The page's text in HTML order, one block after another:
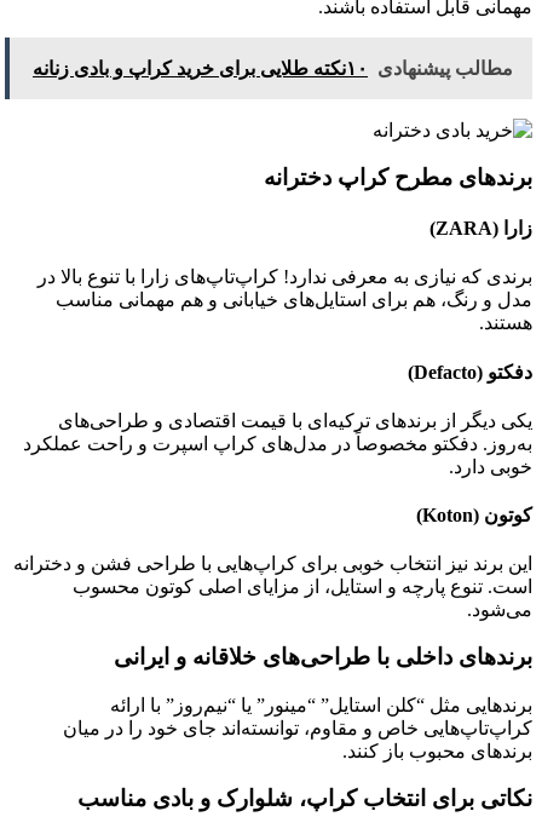
مهمانی قابل استفاده باشند.
مطالب پیشنهادی ۱۰نکته طلایی برای خرید کراپ و بادی زنانه
برندهای مطرح کراپ دخترانه
زارا (ZARA)
برندی که نیازی به معرفی ندارد! کراپ‌تاپ‌های زارا با تنوع بالا در
مدل و رنگ، هم برای استایل‌های خیابانی و هم مهمانی مناسب
هستند.
دفکتو (Defacto)
یکی دیگر از برندهای ترکیه‌ای با قیمت اقتصادی و طراحی‌های
به‌روز. دفکتو مخصوصاً در مدل‌های کراپ اسپرت و راحت عملکرد
خوبی دارد.
کوتون (Koton)
این برند نیز انتخاب خوبی برای کراپ‌هایی با طراحی فشن و دخترانه
است. تنوع پارچه و استایل، از مزایای اصلی کوتون محسوب
می‌شود.
برندهای داخلی با طراحی‌های خلاقانه و ایرانی
برندهایی مثل “کلن استایل” “مینور” یا “نیم‌روز” با ارائه
کراپ‌تاپ‌هایی خاص و مقاوم، توانسته‌اند جای خود را در میان
برندهای محبوب باز کنند.
نکاتی برای انتخاب کراپ، شلوارک و بادی مناسب